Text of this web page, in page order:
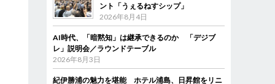
ント「うぇるねすシップ」
2026年8月4日
AI時代、「暗黙知」は継承できるのか 「デジブ
レ」説明会／ラウンドテーブル
2026年8月3日
紀伊勝浦の魅力を堪能 ホテル浦島、日昇館をリニ